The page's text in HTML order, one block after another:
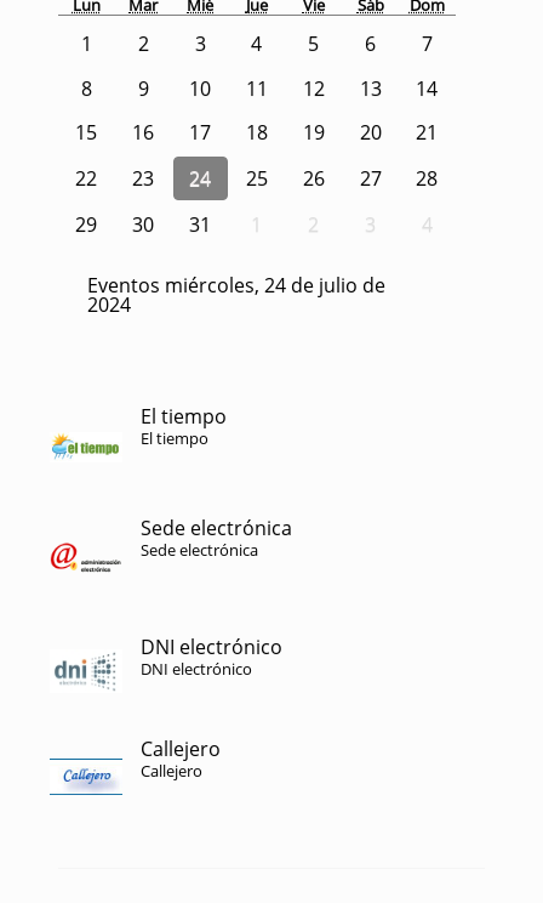
Lun Mar Mié Jue Vie Sáb Dom
1 2 3 4 5 6
7
8
9 10 11 12 13
14
15
16 17 18 19 20
21
22
23 24 25 26 27
28
29
30 31 1 2 3 4
Eventos miércoles, 24 de julio de
2024
El tiempo
El tiempo
Sede electrónica
Sede electrónica
DNI electrónico
DNI electrónico
Callejero
Callejero